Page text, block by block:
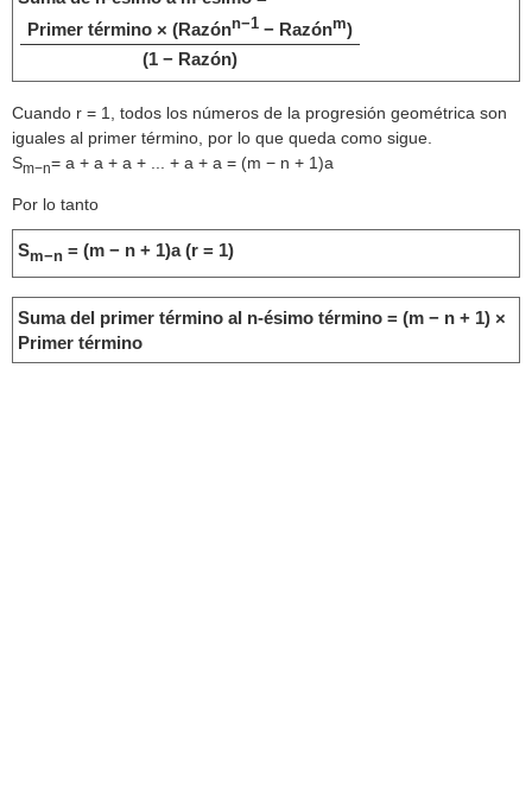
Primer término × (Razónn−1 − Razónm)
(1 − Razón)
Cuando r = 1, todos los números de la progresión geométrica son
iguales al primer término, por lo que queda como sigue.
Sm−n= a + a + a + ... + a + a = (m − n + 1)a
Por lo tanto
Sm−n = (m − n + 1)a (r = 1)
Suma del primer término al n-ésimo término = (m − n + 1) ×
Primer término